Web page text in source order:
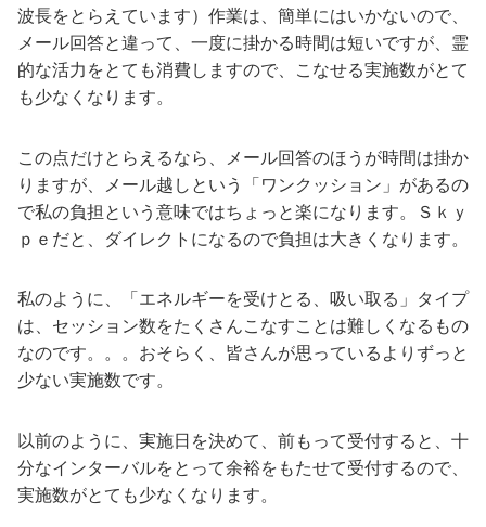
波長をとらえています）作業は、簡単にはいかないので、
メール回答と違って、一度に掛かる時間は短いですが、霊
的な活力をとても消費しますので、こなせる実施数がとて
も少なくなります。
この点だけとらえるなら、メール回答のほうが時間は掛か
りますが、メール越しという「ワンクッション」があるの
で私の負担という意味ではちょっと楽になります。Ｓｋｙ
ｐｅだと、ダイレクトになるので負担は大きくなります。
私のように、「エネルギーを受けとる、吸い取る」タイプ
は、セッション数をたくさんこなすことは難しくなるもの
なのです。。。おそらく、皆さんが思っているよりずっと
少ない実施数です。
以前のように、実施日を決めて、前もって受付すると、十
分なインターバルをとって余裕をもたせて受付するので、
実施数がとても少なくなります。